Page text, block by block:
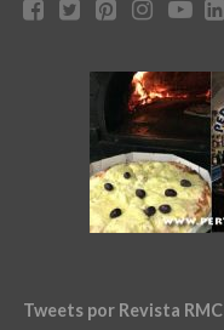
Tweets por Revista RMC